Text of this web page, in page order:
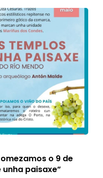
o 9 de
paisaxe”